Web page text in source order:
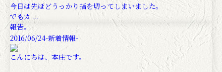
今日は先ほどうっかり指を切ってしまいました。
でもカ ...
報告。
2016/06/24-新着情報-
こんにちは、本庄です。